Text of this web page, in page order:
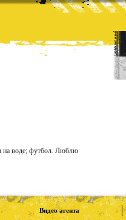
на воде; футбол. Люблю
Видео агента